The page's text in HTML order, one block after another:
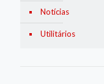
Notícias
Utilitários